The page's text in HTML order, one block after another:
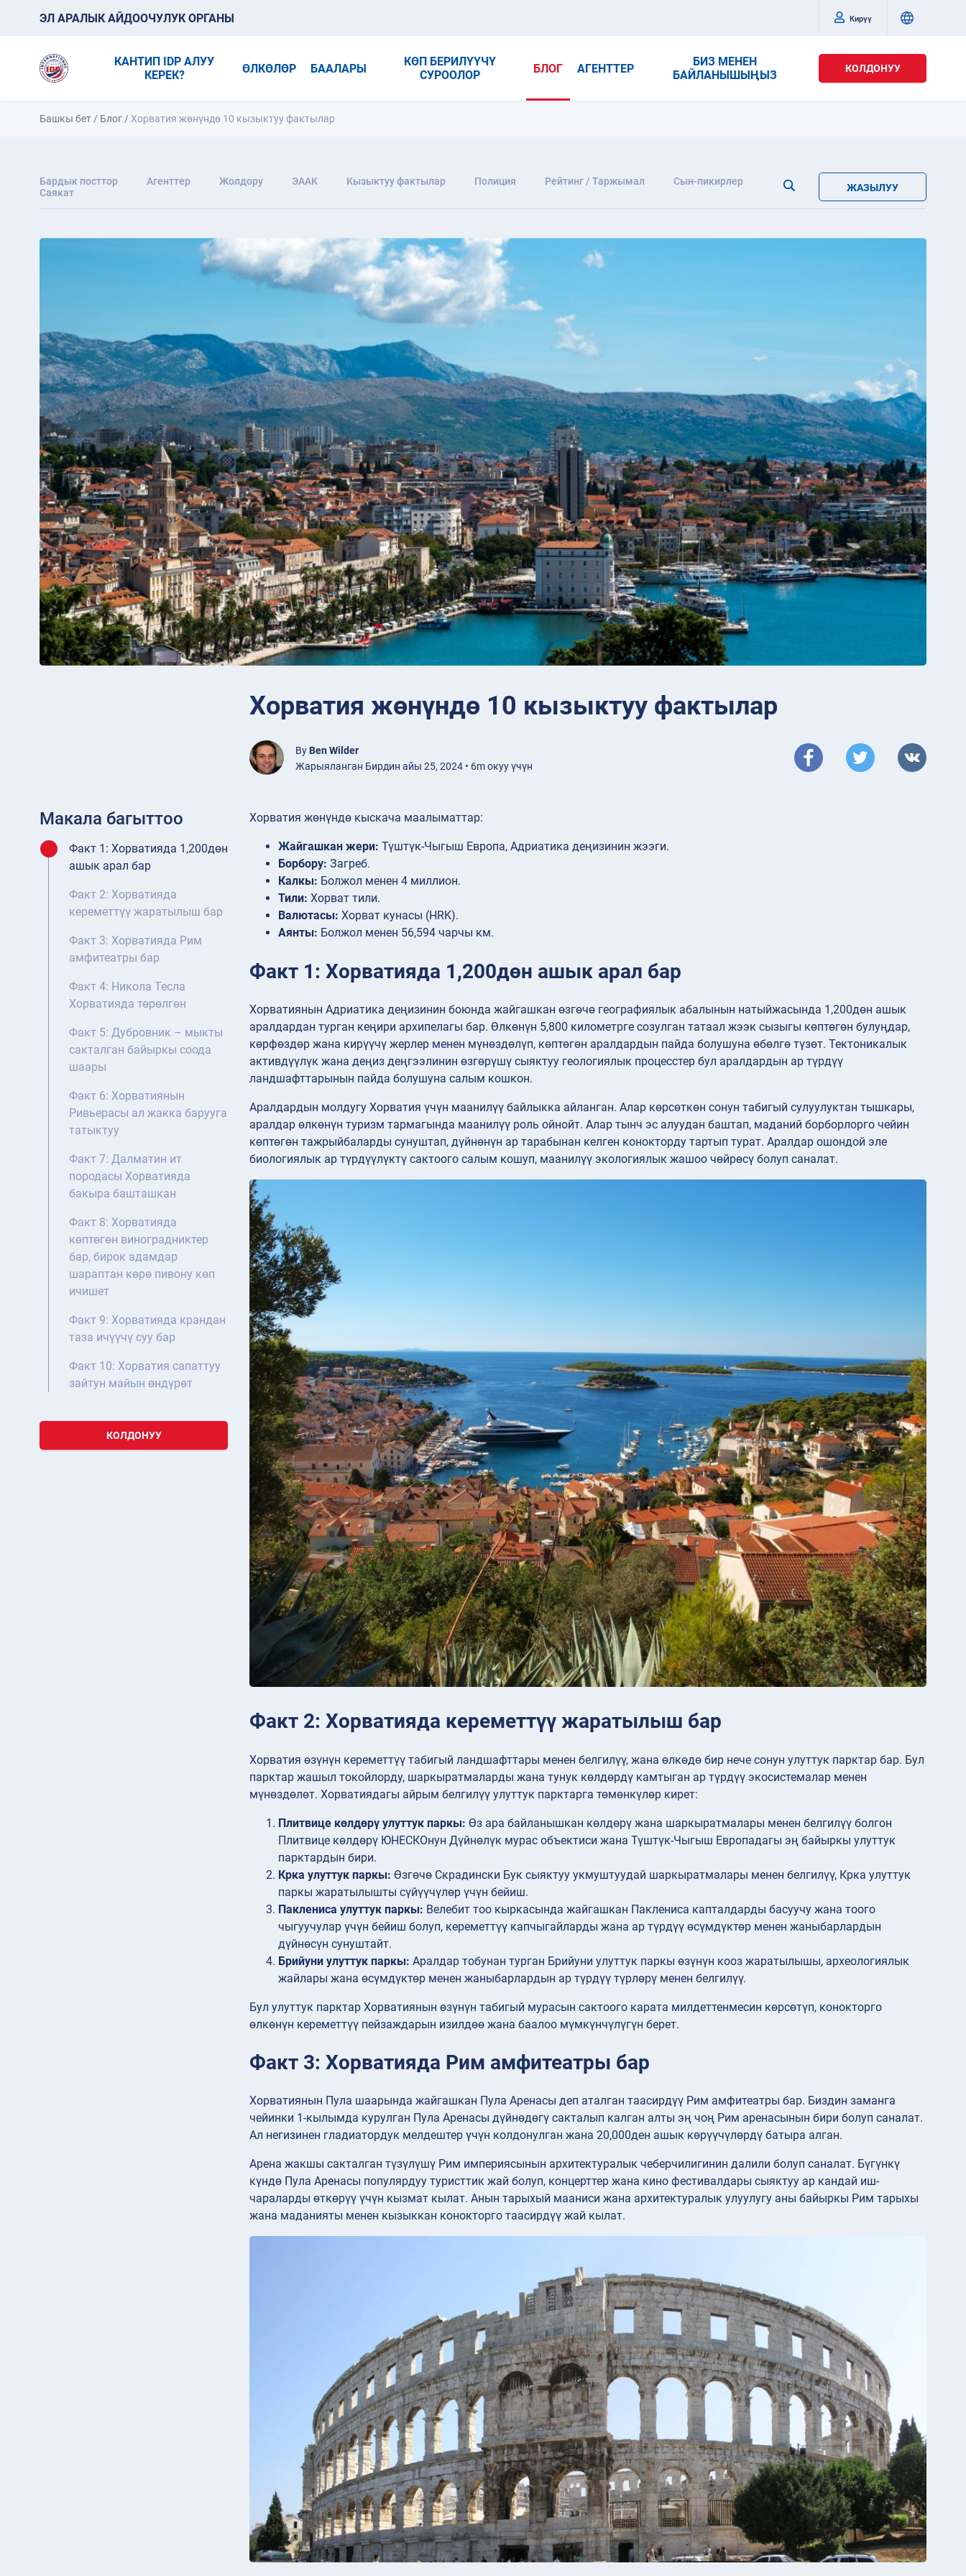
ЭЛ АРАЛЫК АЙДООЧУЛУК ОРГАНЫ Кирүү
КАНТИП IDP АЛУУ
КЕРЕК?
ӨЛКӨЛӨР БААЛАРЫ
КӨП БЕРИЛҮҮЧҮ
СУРООЛОР
БЛОГ АГЕНТТЕР
БИЗ МЕНЕН
БАЙЛАНЫШЫҢЫЗ
КОЛДОНУУ
Башкы бет / Блог / Хорватия жөнүндө 10 кызыктуу фактылар
Бардык посттор Агенттер Жолдору ЭААК Кызыктуу фактылар Полиция Рейтинг / Таржымал
Сын-пикирлер
Саякат
ЖАЗЫЛУУ
Хорватия жөнүндө 10 кызыктуу фактылар
By Ben Wilder
Жарыяланган Бирдин айы 25, 2024 • 6m окуу үчүн
Макала багыттоо
Факт 1: Хорватияда 1,200дөн
ашык арал бар
Факт 2: Хорватияда
кереметтүү жаратылыш бар
Факт 3: Хорватияда Рим
амфитеатры бар
Факт 4: Никола Тесла
Хорватияда төрөлгөн
Факт 5: Дубровник – мыкты
сакталган байыркы соода
шаары
Факт 6: Хорватиянын
Ривьерасы ал жакка барууга
татыктуу
Факт 7: Далматин ит
породасы Хорватияда
бакыра башташкан
Факт 8: Хорватияда
көптөгөн виноградниктер
бар, бирок адамдар
шараптан көрө пивону көп
ичишет
Факт 9: Хорватияда крандан
таза ичүүчү суу бар
Факт 10: Хорватия сапаттуу
зайтун майын өндүрөт
КОЛДОНУУ
Хорватия жөнүндө кыскача маалыматтар:
Жайгашкан жери: Түштүк-Чыгыш Европа, Адриатика деңизинин жээги.
Борбору: Загреб.
Калкы: Болжол менен 4 миллион.
Тили: Хорват тили.
Валютасы: Хорват кунасы (HRK).
Аянты: Болжол менен 56,594 чарчы км.
Факт 1: Хорватияда 1,200дөн ашык арал бар
Хорватиянын Адриатика деңизинин боюнда жайгашкан өзгөчө географиялык абалынын натыйжасында 1,200дөн ашык
аралдардан турган кеңири архипелагы бар. Өлкөнүн 5,800 километрге созулган татаал жээк сызыгы көптөгөн булуңдар,
көрфөздөр жана кирүүчү жерлер менен мүнөздөлүп, көптөгөн аралдардын пайда болушуна өбөлгө түзөт. Тектоникалык
активдүүлүк жана деңиз деңгээлинин өзгөрүшү сыяктуу геологиялык процесстер бул аралдардын ар түрдүү
ландшафттарынын пайда болушуна салым кошкон.
Аралдардын молдугу Хорватия үчүн маанилүү байлыкка айланган. Алар көрсөткөн сонун табигый сулуулуктан тышкары,
аралдар өлкөнүн туризм тармагында маанилүү роль ойнойт. Алар тынч эс алуудан баштап, маданий борборлорго чейин
көптөгөн тажрыйбаларды сунуштап, дүйнөнүн ар тарабынан келген конокторду тартып турат. Аралдар ошондой эле
биологиялык ар түрдүүлүктү сактоого салым кошуп, маанилүү экологиялык жашоо чөйрөсү болуп саналат.
Факт 2: Хорватияда кереметтүү жаратылыш бар
Хорватия өзүнүн кереметтүү табигый ландшафттары менен белгилүү, жана өлкөдө бир нече сонун улуттук парктар бар. Бул
парктар жашыл токойлорду, шаркыратмаларды жана тунук көлдөрдү камтыган ар түрдүү экосистемалар менен
мүнөздөлөт. Хорватиядагы айрым белгилүү улуттук парктарга төмөнкүлөр кирет:
Плитвице көлдөрү улуттук паркы: Өз ара байланышкан көлдөрү жана шаркыратмалары менен белгилүү болгон
Плитвице көлдөрү ЮНЕСКОнун Дүйнөлүк мурас объектиси жана Түштүк-Чыгыш Европадагы эң байыркы улуттук
парктардын бири.
Крка улуттук паркы: Өзгөчө Скрадински Бук сыяктуу укмуштуудай шаркыратмалары менен белгилүү, Крка улуттук
паркы жаратылышты сүйүүчүлөр үчүн бейиш.
Паклениса улуттук паркы: Велебит тоо кыркасында жайгашкан Паклениса капталдарды басуучу жана тоого
чыгуучулар үчүн бейиш болуп, кереметтүү капчыгайларды жана ар түрдүү өсүмдүктөр менен жаныбарлардын
дүйнөсүн сунуштайт.
Брийуни улуттук паркы: Аралдар тобунан турган Брийуни улуттук паркы өзүнүн кооз жаратылышы, археологиялык
жайлары жана өсүмдүктөр менен жаныбарлардын ар түрдүү түрлөрү менен белгилүү.
Бул улуттук парктар Хорватиянын өзүнүн табигый мурасын сактоого карата милдеттенмесин көрсөтүп, конокторго
өлкөнүн кереметтүү пейзаждарын изилдөө жана баалоо мүмкүнчүлүгүн берет.
Факт 3: Хорватияда Рим амфитеатры бар
Хорватиянын Пула шаарында жайгашкан Пула Аренасы деп аталган таасирдүү Рим амфитеатры бар. Биздин заманга
чейинки 1-кылымда курулган Пула Аренасы дүйнөдөгү сакталып калган алты эң чоң Рим аренасынын бири болуп саналат.
Ал негизинен гладиатордук мелдештер үчүн колдонулган жана 20,000ден ашык көрүүчүлөрдү батыра алган.
Арена жакшы сакталган түзүлүшү Рим империясынын архитектуралык чеберчилигинин далили болуп саналат. Бүгүнкү
күндө Пула Аренасы популярдуу туристтик жай болуп, концерттер жана кино фестивалдары сыяктуу ар кандай иш-
чараларды өткөрүү үчүн кызмат кылат. Анын тарыхый мааниси жана архитектуралык улуулугу аны байыркы Рим тарыхы
жана маданияты менен кызыккан конокторго таасирдүү жай кылат.